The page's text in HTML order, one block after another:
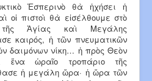
Ἑσπερινὸ θὰ ἠχήσει ἡ
οἱ πιστοὶ θὰ εἰσέλθουμε στὸ
τῆς Ἁγίας καὶ Μεγάλης
καιρός, ἡ τῶν πνευματικῶν
δαιμόνων νίκη… ἡ πρὸς Θεὸν
ἕνα ὡραῖο τροπάριο τῆς
ἡ μεγάλη ὥρα· ἡ ὥρα τῶν